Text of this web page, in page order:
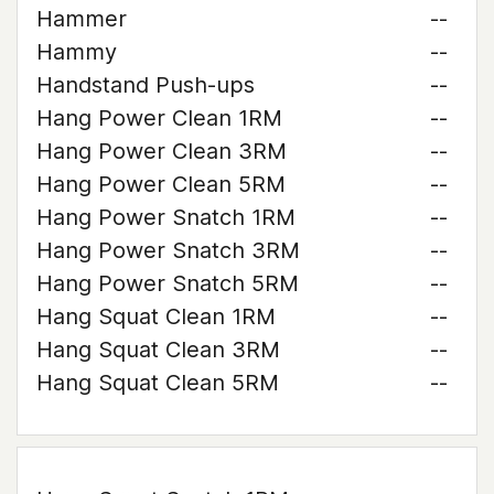
Hammer
--
Hammy
--
Handstand Push-ups
--
Hang Power Clean 1RM
--
Hang Power Clean 3RM
--
Hang Power Clean 5RM
--
Hang Power Snatch 1RM
--
Hang Power Snatch 3RM
--
Hang Power Snatch 5RM
--
Hang Squat Clean 1RM
--
Hang Squat Clean 3RM
--
Hang Squat Clean 5RM
--